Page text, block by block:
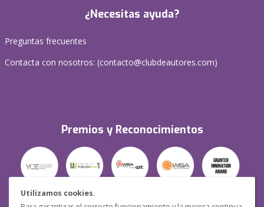
Utilizamos cookies.
¿Necesitas ayuda?
Preguntas frecuentes
Contacta con nosotros: (contacto@clubdeautores.com)
Premios y Reconocimientos